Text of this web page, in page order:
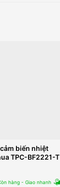
biến nhiệt
TPC-BF2221-T
hàng - Giao nhanh